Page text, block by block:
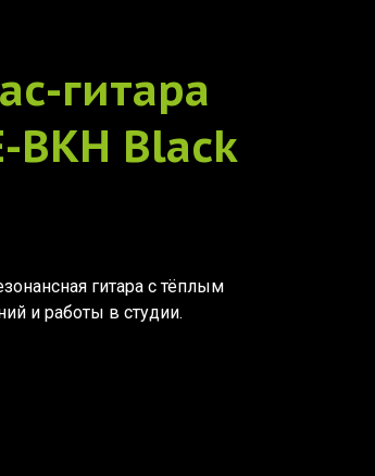
гитара
BKH Black
гитара с тёплым
и работы в студии.